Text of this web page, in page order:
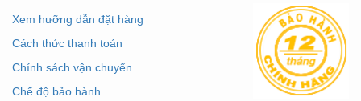
Xem hưỡng dẫn đặt hàng
Cách thức thanh toán
Chính sách vận chuyển
Chế độ bảo hành